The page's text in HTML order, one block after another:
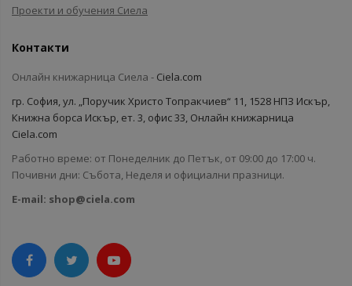
Проекти и обучения Сиела
Контакти
Онлайн книжарница Сиела - Ciela.com
гр. София, ул. „Поручик Христо Топракчиев“ 11, 1528 НПЗ Искър,
Книжна борса Искър, ет. 3, офис 33, Онлайн книжарница
Ciela.com
Работно време: от Понеделник до Петък, от 09:00 до 17:00 ч.
Почивни дни: Събота, Неделя и официални празници.
E-mail: shop@ciela.com